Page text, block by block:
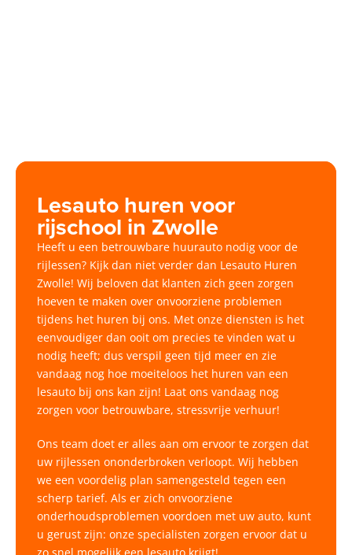
Lesauto huren voor
rijschool in Zwolle
Heeft u een betrouwbare huurauto nodig voor de
rijlessen? Kijk dan niet verder dan Lesauto Huren
Zwolle! Wij beloven dat klanten zich geen zorgen
hoeven te maken over onvoorziene problemen
tijdens het huren bij ons. Met onze diensten is het
eenvoudiger dan ooit om precies te vinden wat u
nodig heeft; dus verspil geen tijd meer en zie
vandaag nog hoe moeiteloos het huren van een
lesauto bij ons kan zijn! Laat ons vandaag nog
zorgen voor betrouwbare, stressvrije verhuur!
Ons team doet er alles aan om ervoor te zorgen dat
uw rijlessen ononderbroken verloopt. Wij hebben
we een voordelig plan samengesteld tegen een
scherp tarief. Als er zich onvoorziene
onderhoudsproblemen voordoen met uw auto, kunt
u gerust zijn: onze specialisten zorgen ervoor dat u